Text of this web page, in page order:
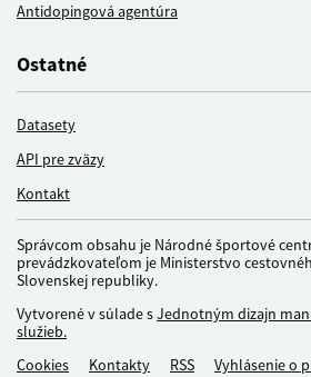
Antidopingová agentúra
Ostatné
Datasety
API pre zväzy
Kontakt
Správcom obsahu je Národné športové
prevádzkovateľom je Ministerstvo
Slovenskej republiky.
Vytvorené v súlade sJednotným dizajn
služieb.
Cookies
Kontakty RSS
Vyhlásenie o